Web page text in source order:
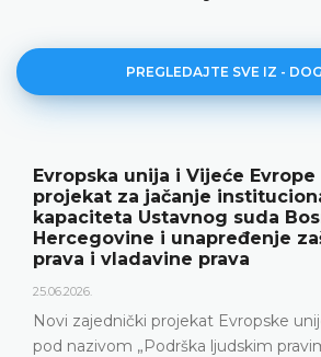
PREGLEDAJTE SVE IZ -
Evrope pokrenuli
suda Bosne i
zaštite ljudskih
unije i Vijeća Evrope
pravima u Bosni i